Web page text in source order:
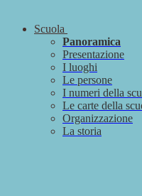
Scuola
Panoramica
Presentazione
I luoghi
Le persone
I numeri della
Le carte della
Organizzazione
La storia